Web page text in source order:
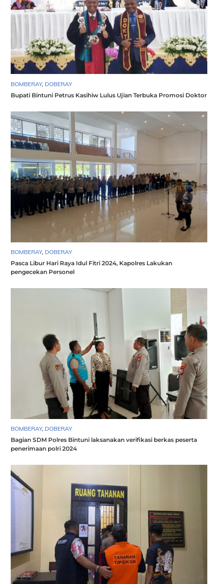
BOMBERAY, DOBERAY
Bupati Bintuni Petrus Kasihiw Lulus Ujian Terbuka Promosi Doktor
BOMBERAY, DOBERAY
Pasca Libur Hari Raya Idul Fitri 2024, Kapolres Lakukan
pengecekan Personel
BOMBERAY, DOBERAY
Bagian SDM Polres Bintuni laksanakan verifikasi berkas peserta
penerimaan polri 2024